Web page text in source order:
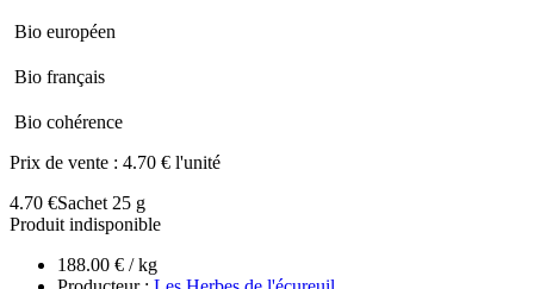
Bio européen
Bio français
Bio cohérence
Prix de vente : 4.70 € l'unité
4.70 €Sachet 25 g
Produit indisponible
188.00 € / kg